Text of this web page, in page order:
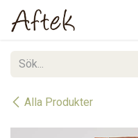
Hoppa till innehåll
Alla Produkter